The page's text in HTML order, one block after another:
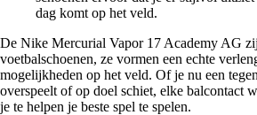
dag komt op het veld.
De Nike Mercurial Vapor 17 Academy AG
voetbalschoenen, ze vormen een echte
mogelijkheden op het veld. Of je nu een
overspeelt of op doel schiet, elke balcontact
je te helpen je beste spel te spelen.